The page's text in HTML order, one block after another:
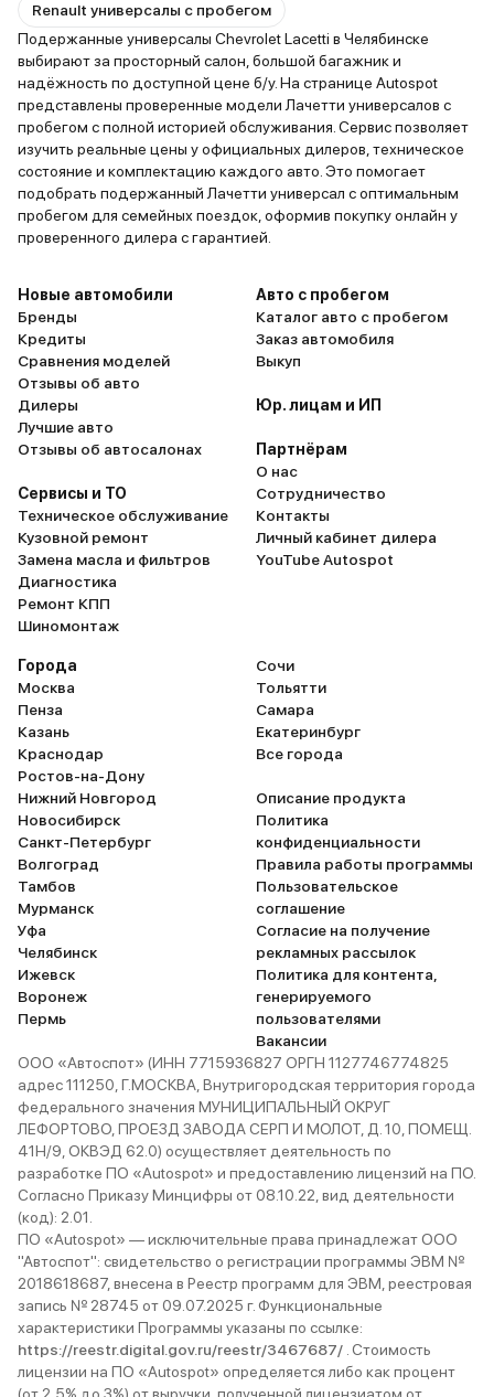
Renault универсалы с пробегом
Подержанные универсалы Chevrolet Lacetti в Челябинске
выбирают за просторный салон, большой багажник и
надёжность по доступной цене б/у. На странице Autospot
представлены проверенные модели Лачетти универсалов с
пробегом с полной историей обслуживания. Сервис позволяет
изучить реальные цены у официальных дилеров, техническое
состояние и комплектацию каждого авто. Это помогает
подобрать подержанный Лачетти универсал с оптимальным
пробегом для семейных поездок, оформив покупку онлайн у
проверенного дилера с гарантией.
Новые автомобили
Бренды
Кредиты
Сравнения моделей
Отзывы об авто
Дилеры
Лучшие авто
Отзывы об автосалонах
Сервисы и ТО
Техническое обслуживание
Кузовной ремонт
Замена масла и фильтров
Диагностика
Ремонт КПП
Шиномонтаж
Авто с пробегом
Каталог авто с пробегом
Заказ автомобиля
Выкуп
Юр. лицам и ИП
Партнёрам
О нас
Сотрудничество
Контакты
Личный кабинет дилера
YouTube Autospot
Города
Москва
Пенза
Казань
Краснодар
Ростов-на-Дону
Нижний Новгород
Новосибирск
Санкт-Петербург
Волгоград
Тамбов
Мурманск
Уфа
Челябинск
Ижевск
Воронеж
Пермь
Сочи
Тольятти
Самара
Екатеринбург
Все города
Описание продукта
Политика
конфиденциальности
Правила работы программы
Пользовательское
соглашение
Согласие на получение
рекламных рассылок
Политика для контента,
генерируемого
пользователями
Вакансии
ООО «Автоспот» (ИНН 7715936827 ОРГН 1127746774825
адрес 111250, Г.МОСКВА, Внутригородская территория города
федерального значения МУНИЦИПАЛЬНЫЙ ОКРУГ
ЛЕФОРТОВО, ПРОЕЗД ЗАВОДА СЕРП И МОЛОТ, Д. 10, ПОМЕЩ.
41Н/9, ОКВЭД 62.0) осуществляет деятельность по
разработке ПО «Autospot» и предоставлению лицензий на ПО.
Согласно Приказу Минцифры от 08.10.22, вид деятельности
(код): 2.01.
ПО «Autospot» — исключительные права принадлежат ООО
"Автоспот": свидетельство о регистрации программы ЭВМ №
2018618687, внесена в Реестр программ для ЭВМ, реестровая
запись № 28745 от 09.07.2025 г. Функциональные
характеристики Программы указаны по ссылке:
https://reestr.digital.gov.ru/reestr/3467687/ . Стоимость
лицензии на ПО «Autospot» определяется либо как процент